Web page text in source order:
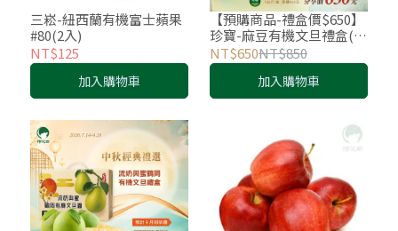
三崧-紐西蘭有機富士蘋果
#80(2入)
NT$125
加入購物車
【預購商品-禮盒價$650】
珍寶-麻豆有機文旦禮盒(5
台斤/盒)
NT$650NT$850
加入購物車